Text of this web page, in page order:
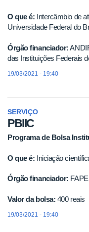
O que é: Intercâmbio de
Universidade Federal do
Órgão financiador:
das Instituições Federais
19/03/2021 - 19:40
SERVIÇO
PBIIC
Programa de Bolsa
O que é: Iniciação
Órgão financiador:
Valor da bolsa: 400 reais
19/03/2021 - 19:40